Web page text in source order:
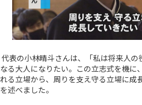
代表の小林晴斗さんは、「私は将来人の
なる大人になりたい。この立志式を機に
れる立場から、周りを支え守る立場に成
を述べました。